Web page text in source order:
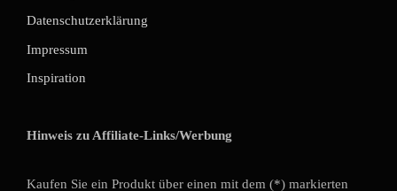
Datenschutzerklärung
Impressum
Inspiration
Hinweis zu Affiliate-Links/Werbung
Kaufen Sie ein Produkt über einen mit dem (*) markierten